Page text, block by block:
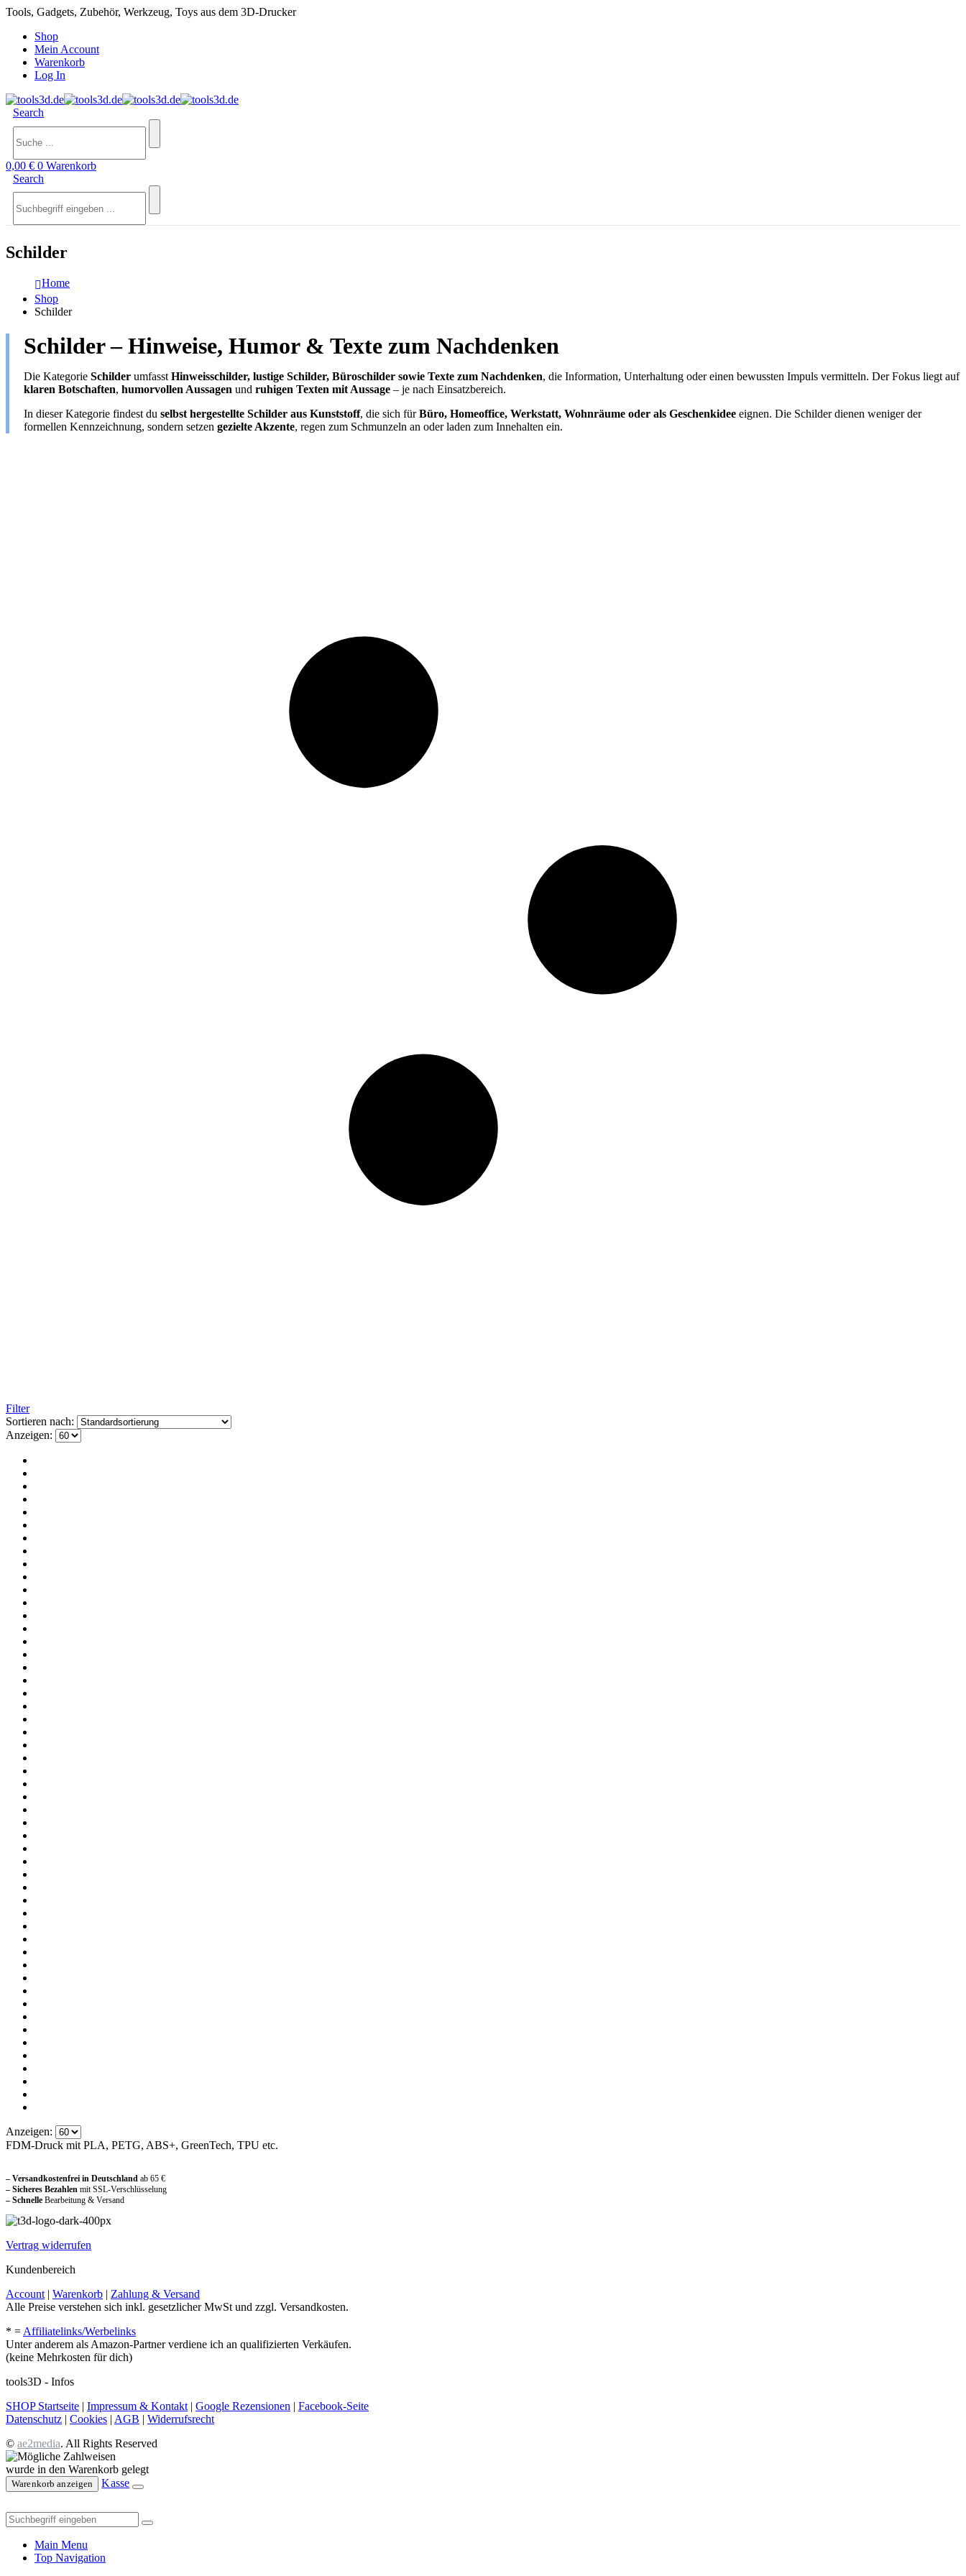
Tools, Gadgets, Zubehör, Werkzeug, Toys aus dem 3D-Drucker
Shop
Mein Account
Warenkorb
Log In
Search
0,00 € 0 Warenkorb
Search
Schilder
Home
Shop
Schilder
Schilder – Hinweise, Humor & Texte zum Nachdenken
Die Kategorie Schilder umfasst Hinweisschilder, lustige Schilder, Büroschilder sowie Texte zum Nachdenken, die Information, Unterhaltung oder einen bewussten Impuls vermitteln. Der Fokus liegt auf
klaren Botschaften, humorvollen Aussagen und ruhigen Texten mit Aussage – je nach Einsatzbereich.
In dieser Kategorie findest du selbst hergestellte Schilder aus Kunststoff, die sich fürBüro, Homeoffice, Werkstatt, Wohnräume oder als Geschenkidee eignen. Die Schilder dienen weniger der
formellen Kennzeichnung, sondern setzen gezielte Akzente, regen zum Schmunzeln an oder laden zum Innehalten ein.
Filter
Sortieren nach:
Anzeigen:
Anzeigen:
FDM-Druck mit PLA, PETG, ABS+, GreenTech, TPU etc.
– Versandkostenfrei in Deutschland ab 65 €
– Sicheres Bezahlen mit SSL-Verschlüsselung
– Schnelle Bearbeitung & Versand
Vertrag widerrufen
Kundenbereich
Account | Warenkorb | Zahlung & Versand
Alle Preise verstehen sich inkl. gesetzlicher MwSt und zzgl. Versandkosten.
* = Affiliatelinks/Werbelinks
Unter anderem als Amazon-Partner verdiene ich an qualifizierten Verkäufen.
(keine Mehrkosten für dich)
tools3D - Infos
SHOP Startseite | Impressum & Kontakt | Google Rezensionen | Facebook-Seite
Datenschutz | Cookies | AGB | Widerrufsrecht
© ae2media. All Rights Reserved
wurde in den Warenkorb gelegt
Warenkorb anzeigen Kasse
Main Menu
Top Navigation